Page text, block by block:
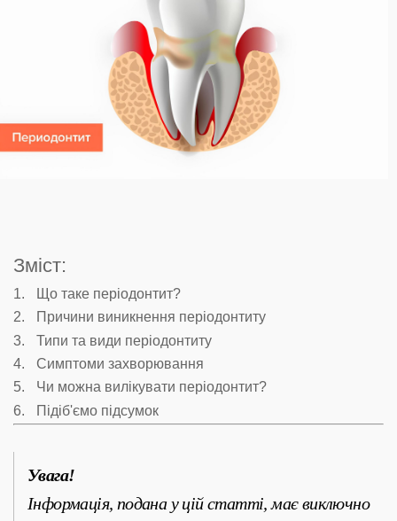
Зміст:
Що таке періодонтит?
Причини виникнення періодонтиту
Типи та види періодонтиту
Симптоми захворювання
Чи можна вилікувати періодонтит?
Підіб'ємо підсумок
Увага!
Інформація, подана у цій статті, має виключно